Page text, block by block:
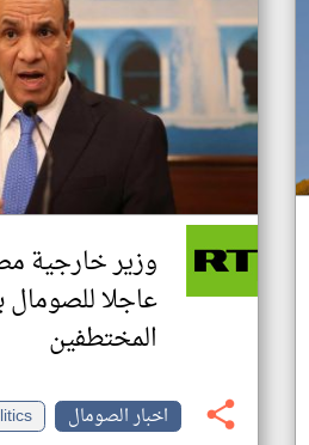
وزير خارجية
عاجلا للصومال
المختطفين
اخبار الصومال